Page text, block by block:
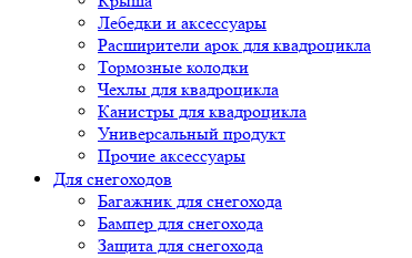
Лебедки и аксессуары
Расширители арок для квадроцикла
Тормозные колодки
Чехлы для квадроцикла
Канистры для квадроцикла
Универсальный продукт
Прочие аксессуары
Для снегоходов
Багажник для снегохода
Бампер для снегохода
Защита для снегохода